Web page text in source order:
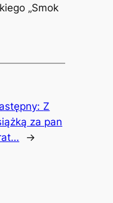
„Smok
Z
za pan
→